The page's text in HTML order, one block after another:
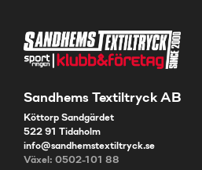
Sandhems Textiltryck AB
Köttorp Sandgärdet
522 91 Tidaholm
info@sandhemstextiltryck.se
Växel: 0502-101 88